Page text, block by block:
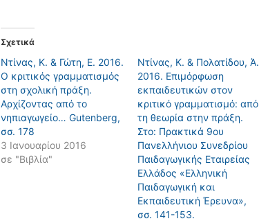
Σχετικά
Ντίνας, Κ. & Γώτη, Ε. 2016.
Ο κριτικός γραμματισμός
στη σχολική πράξη.
Αρχίζοντας από το
νηπιαγωγείο… Gutenberg,
σσ. 178
3 Ιανουαρίου 2016
σε "Βιβλία"
Ντίνας, K. & Πολατίδου, Ά.
2016. Επιμόρφωση
εκπαιδευτικών στον
κριτικό γραμματισμό: από
τη θεωρία στην πράξη.
Στο: Πρακτικά 9oυ
Πανελλήνιου Συνεδρίου
Παιδαγωγικής Εταιρείας
Ελλάδος «Ελληνική
Παιδαγωγική και
Εκπαιδευτική Έρευνα»,
σσ. 141-153.